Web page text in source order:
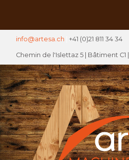
info@artesa.ch +41 (0)21 811 34 34
Chemin de l'Islettaz 5 | Bâtiment C1